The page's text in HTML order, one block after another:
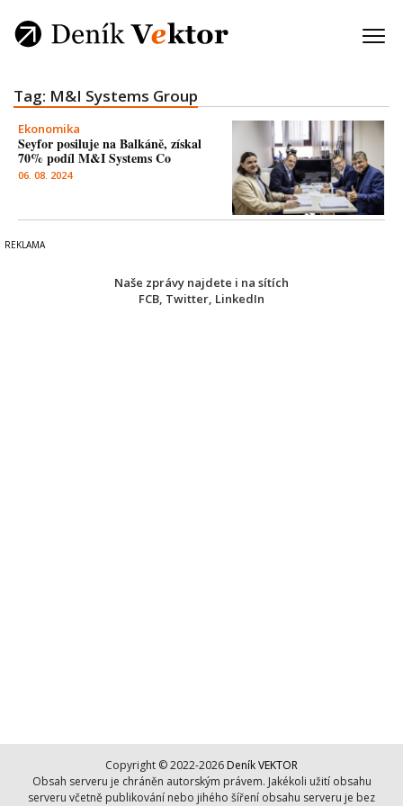
Tag: M&I Systems Group
Ekonomika
Seyfor posiluje na Balkáně, získal
70% podíl M&I Systems Co
06. 08. 2024
Naše zprávy najdete i na sítích
FCB, Twitter, LinkedIn
Copyright © 2022-2026 Deník VEKTOR
Obsah serveru je chráněn autorským právem. Jakékoli užití obsahu
serveru včetně publikování nebo jihého šíření obsahu serveru je bez